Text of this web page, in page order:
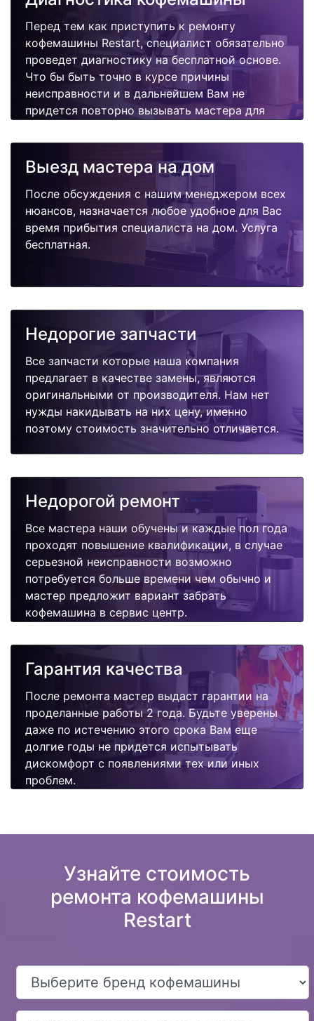
Перед тем как приступить к ремонту
кофемашины Restart, специалист обязательно
проведет диагностику на бесплатной основе.
Что бы быть точно в курсе причины
неисправности и в дальнейшем Вам не
придется повторно вызывать мастера для
Выезд мастера на дом
После обсуждения с нашим менеджером всех
нюансов, назначается любое удобное для Вас
время прибытия специалиста на дом. Услуга
бесплатная.
Недорогие запчасти
Все запчасти которые наша компания
предлагает в качестве замены, являются
оригинальными от производителя. Нам нет
нужды накидывать на них цену, именно
поэтому стоимость значительно отличается.
Недорогой ремонт
Все мастера наши обучены и каждые пол года
проходят повышение квалификации, в случае
серьезной неисправности возможно
потребуется больше времени чем обычно и
мастер предложит вариант забрать
кофемашина в сервис центр.
Гарантия качества
После ремонта мастер выдаст гарантии на
проделанные работы 2 года. Будьте уверены
даже по истечению этого срока Вам еще
долгие годы не придется испытывать
дискомфорт с появлениями тех или иных
проблем.
Узнайте стоимость
ремонта кофемашины
Restart